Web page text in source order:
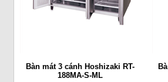
Bàn mát 3 cánh Hoshizaki RT-
188MA-S-ML